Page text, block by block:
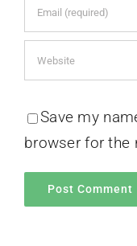
Save my
browser for the